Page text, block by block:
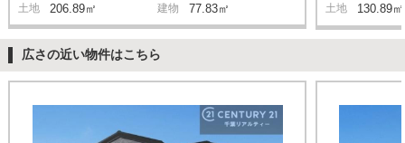
土地 206.89㎡ 建物 77.83㎡ 土地 130.89㎡
広さの近い物件はこちら